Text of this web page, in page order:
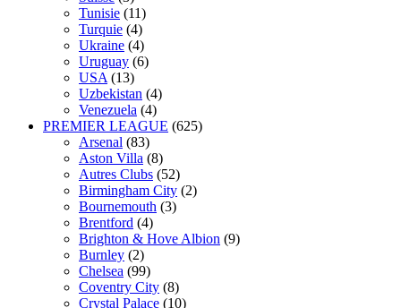
Tunisie (11)
Turquie (4)
Ukraine (4)
Uruguay (6)
USA (13)
Uzbekistan (4)
Venezuela (4)
PREMIER LEAGUE (625)
Arsenal (83)
Aston Villa (8)
Autres Clubs (52)
Birmingham City (2)
Bournemouth (3)
Brentford (4)
Brighton & Hove Albion (9)
Burnley (2)
Chelsea (99)
Coventry City (8)
Crystal Palace (10)